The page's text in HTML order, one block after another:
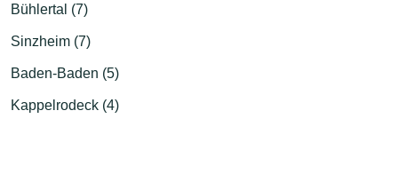
Bühlertal (7)
Sinzheim (7)
Baden-Baden (5)
Kappelrodeck (4)